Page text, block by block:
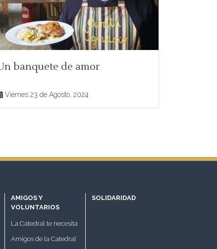
banquete de amor
Viernes 23 de Agosto, 2024
AMIGOS Y
VOLUNTARIOS
La Catedral te necesita
Amigos de la Catedral
SOLIDARIDAD